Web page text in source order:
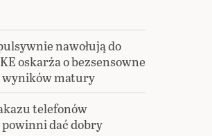
nawołują do
oskarża o bezsensowne
wyników matury
telefonów
dać dobry